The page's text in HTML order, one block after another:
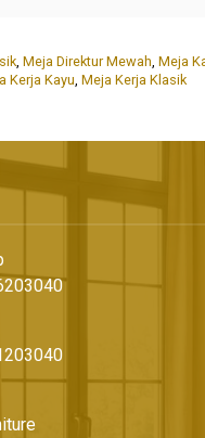
, Meja Direktur Mewah, Meja
Kerja Kayu, Meja Kerja Klasik